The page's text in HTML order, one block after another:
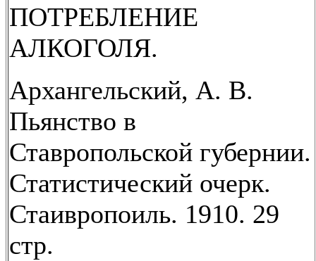
ПОТРЕБЛЕНИЕ
АЛКОГОЛЯ.
Архангельский, А. В.
Пьянство в
Ставропольской губернии.
Статистический очерк.
Стаивропоиль. 1910. 29
стр.